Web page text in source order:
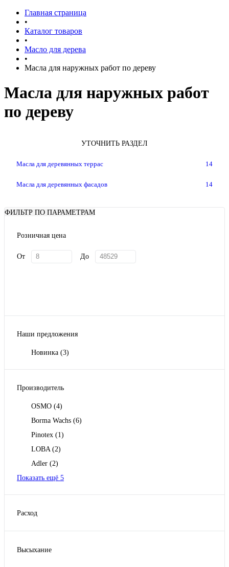
Главная страница
•
Каталог товаров
•
Масло для дерева
•
Масла для наружных работ по дереву
Масла для наружных работ
по дереву
УТОЧНИТЬ РАЗДЕЛ
Масла для деревянных террас 14
Масла для деревянных фасадов 14
ФИЛЬТР ПО ПАРАМЕТРАМ
Розничная цена
От До
Наши предложения
Новинка (3)
Производитель
OSMO (4)
Borma Wachs (6)
Pinotex (1)
LOBA (2)
Adler (2)
Показать ещё 5
Расход
1 литр на 10-12 м2
Высыхание